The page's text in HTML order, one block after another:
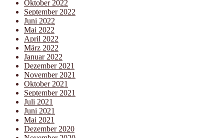
Oktober 2022
September 2022
Juni 2022
Mai 2022
April 2022
März 2022
Januar 2022
Dezember 2021
November 2021
Oktober 2021
September 2021
Juli 2021
Juni 2021
Mai 2021
Dezember 2020